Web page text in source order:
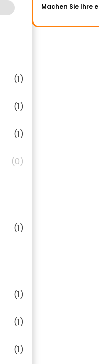
(1)
(1)
(1)
(0)
(1)
(1)
(1)
(1)
Machen Sie Ihre